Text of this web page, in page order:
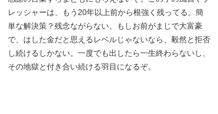
レッシャーは、もう20年以上前から根強く残ってる。簡
単な解決策？残念ながらない。もしお前がまじで大富豪
で、はした金だと思えるレベルじゃないなら、毅然と拒否
し続けるしかない。一度でも出したら一生終わらないし、
その地獄と付き合い続ける羽目になるぞ。